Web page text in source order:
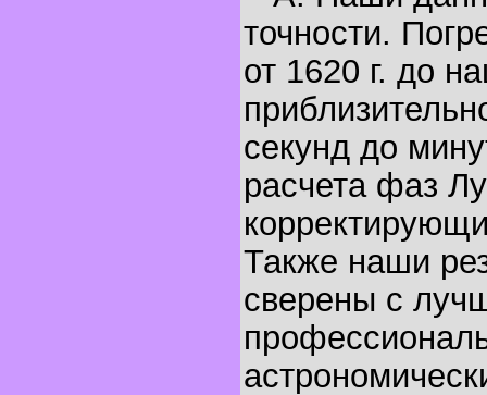
точности.
от 1620 г. до
секунд до
расчета фаз
Также наши
сверены с